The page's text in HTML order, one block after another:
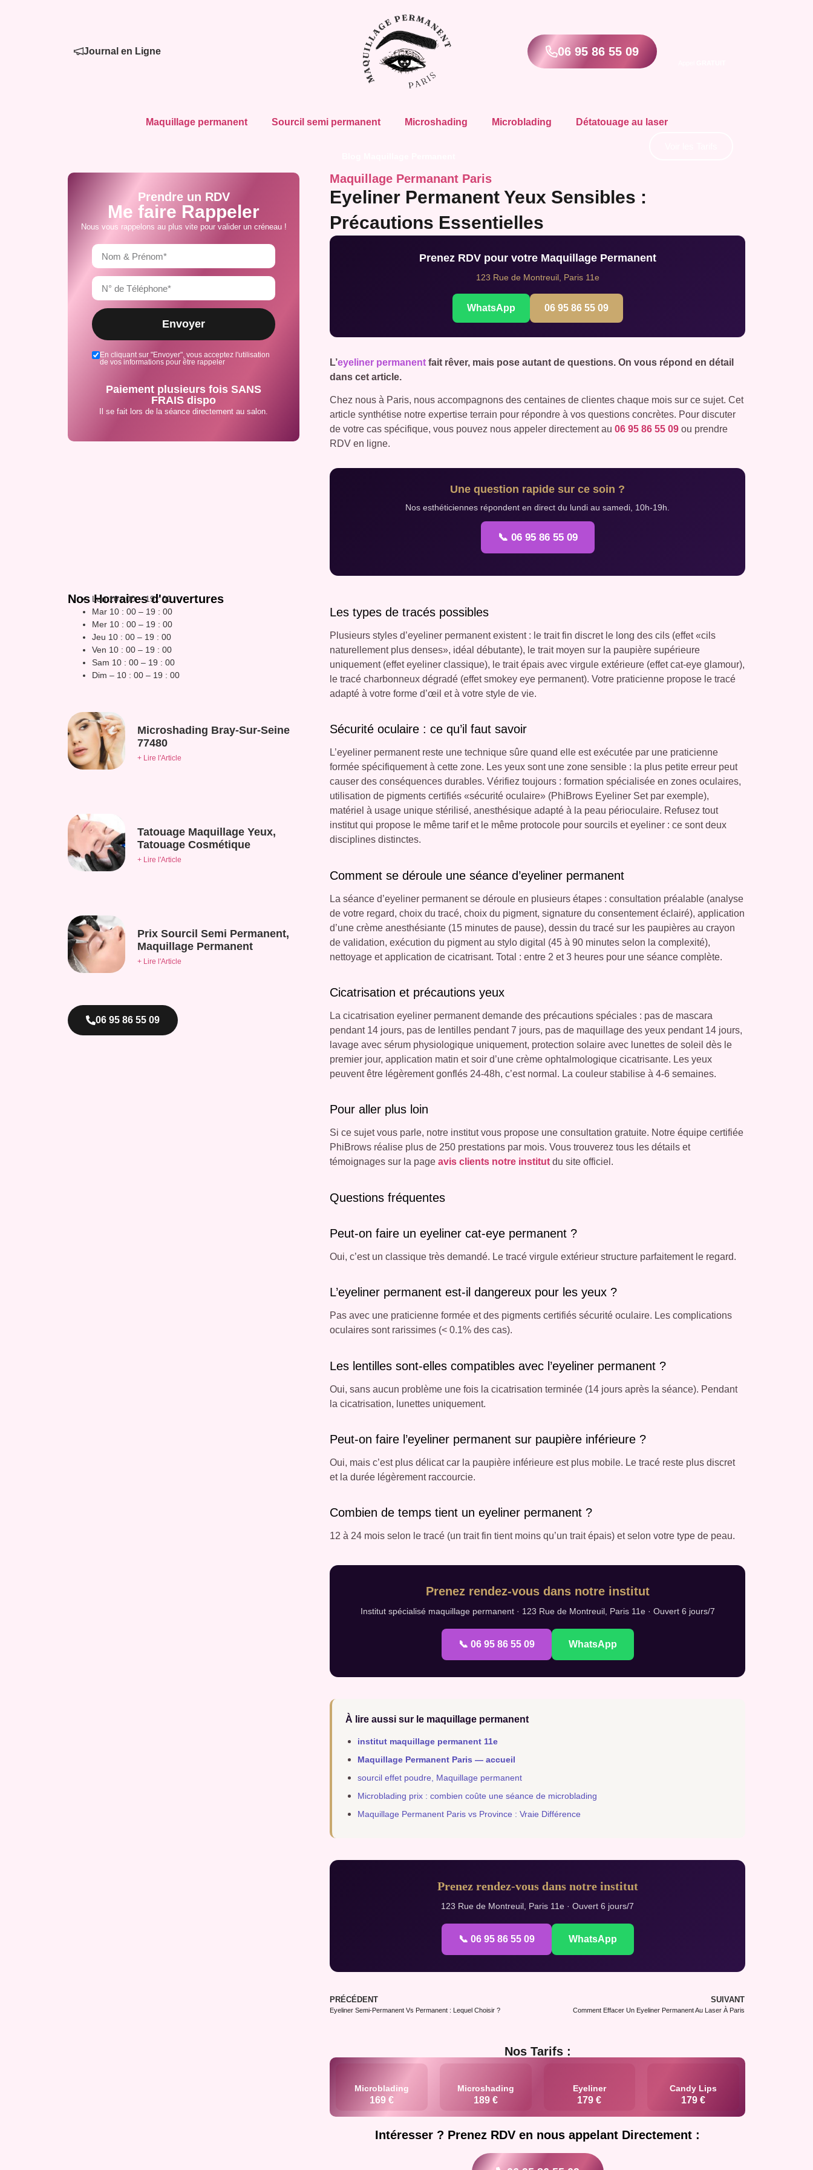
Journal en Ligne 06 95 86 55 09
Maquillage permanent Sourcil semi permanent Microshading Microblading Détatouage au laser
Prendre un RDV
Me faire Rappeler
Nous vous rappelons au plus vite pour valider un créneau !
En cliquant sur "Envoyer", vous acceptez l'utilisation
de vos informations pour être rappeler
Envoyer
Paiement plusieurs fois SANS
FRAIS dispo
Il se fait lors de la séance directement au salon.
Nos Horraires d'ouvertures
Lun 10 : 00 – 19 : 00
Mar 10 : 00 – 19 : 00
Mer 10 : 00 – 19 : 00
Jeu 10 : 00 – 19 : 00
Ven 10 : 00 – 19 : 00
Sam 10 : 00 – 19 : 00
Dim – 10 : 00 – 19 : 00
Microshading Bray-Sur-Seine
77480
+ Lire l'Article
Tatouage Maquillage Yeux,
Tatouage Cosmétique
+ Lire l'Article
Prix Sourcil Semi Permanent,
Maquillage Permanent
+ Lire l'Article
06 95 86 55 09
Maquillage Permanant Paris
Eyeliner Permanent Yeux Sensibles :
Précautions Essentielles
Prenez RDV pour votre Maquillage Permanent
123 Rue de Montreuil, Paris 11e
WhatsApp 06 95 86 55 09
L’eyeliner permanent fait rêver, mais pose autant de questions. On vous répond en détail
dans cet article.
Chez nous à Paris, nous accompagnons des centaines de clientes chaque mois sur ce sujet. Cet
article synthétise notre expertise terrain pour répondre à vos questions concrètes. Pour discuter
de votre cas spécifique, vous pouvez nous appeler directement au06 95 86 55 09 ou prendre
RDV en ligne.
Une question rapide sur ce soin ?
Nos esthéticiennes répondent en direct du lundi au samedi, 10h-19h.
📞 06 95 86 55 09
Les types de tracés possibles
Plusieurs styles d’eyeliner permanent existent : le trait fin discret le long des cils (effet «cils
naturellement plus denses», idéal débutante), le trait moyen sur la paupière supérieure
uniquement (effet eyeliner classique), le trait épais avec virgule extérieure (effet cat-eye glamour),
le tracé charbonneux dégradé (effet smokey eye permanent). Votre praticienne propose le tracé
adapté à votre forme d’œil et à votre style de vie.
Sécurité oculaire : ce qu’il faut savoir
L’eyeliner permanent reste une technique sûre quand elle est exécutée par une praticienne
formée spécifiquement à cette zone. Les yeux sont une zone sensible : la plus petite erreur peut
causer des conséquences durables. Vérifiez toujours : formation spécialisée en zones oculaires,
utilisation de pigments certifiés «sécurité oculaire» (PhiBrows Eyeliner Set par exemple),
matériel à usage unique stérilisé, anesthésique adapté à la peau périoculaire. Refusez tout
institut qui propose le même tarif et le même protocole pour sourcils et eyeliner : ce sont deux
disciplines distinctes.
Comment se déroule une séance d’eyeliner permanent
La séance d’eyeliner permanent se déroule en plusieurs étapes : consultation préalable (analyse
de votre regard, choix du tracé, choix du pigment, signature du consentement éclairé), application
d’une crème anesthésiante (15 minutes de pause), dessin du tracé sur les paupières au crayon
de validation, exécution du pigment au stylo digital (45 à 90 minutes selon la complexité),
nettoyage et application de cicatrisant. Total : entre 2 et 3 heures pour une séance complète.
Cicatrisation et précautions yeux
La cicatrisation eyeliner permanent demande des précautions spéciales : pas de mascara
pendant 14 jours, pas de lentilles pendant 7 jours, pas de maquillage des yeux pendant 14 jours,
lavage avec sérum physiologique uniquement, protection solaire avec lunettes de soleil dès le
premier jour, application matin et soir d’une crème ophtalmologique cicatrisante. Les yeux
peuvent être légèrement gonflés 24-48h, c’est normal. La couleur stabilise à 4-6 semaines.
Pour aller plus loin
Si ce sujet vous parle, notre institut vous propose une consultation gratuite. Notre équipe certifiée
PhiBrows réalise plus de 250 prestations par mois. Vous trouverez tous les détails et
témoignages sur la pageavis clients notre institut du site officiel.
Questions fréquentes
Peut-on faire un eyeliner cat-eye permanent ?
Oui, c’est un classique très demandé. Le tracé virgule extérieur structure parfaitement le regard.
L’eyeliner permanent est-il dangereux pour les yeux ?
Pas avec une praticienne formée et des pigments certifiés sécurité oculaire. Les complications
oculaires sont rarissimes (< 0.1% des cas).
Les lentilles sont-elles compatibles avec l’eyeliner permanent ?
Oui, sans aucun problème une fois la cicatrisation terminée (14 jours après la séance). Pendant
la cicatrisation, lunettes uniquement.
Peut-on faire l’eyeliner permanent sur paupière inférieure ?
Oui, mais c’est plus délicat car la paupière inférieure est plus mobile. Le tracé reste plus discret
et la durée légèrement raccourcie.
Combien de temps tient un eyeliner permanent ?
12 à 24 mois selon le tracé (un trait fin tient moins qu’un trait épais) et selon votre type de peau.
Prenez rendez-vous dans notre institut
Institut spécialisé maquillage permanent · 123 Rue de Montreuil, Paris 11e · Ouvert 6 jours/7
📞 06 95 86 55 09 WhatsApp
À lire aussi sur le maquillage permanent
institut maquillage permanent 11e
Maquillage Permanent Paris — accueil
sourcil effet poudre, Maquillage permanent
Microblading prix : combien coûte une séance de microblading
Maquillage Permanent Paris vs Province : Vraie Différence
Prenez rendez-vous dans notre institut
123 Rue de Montreuil, Paris 11e · Ouvert 6 jours/7
📞 06 95 86 55 09 WhatsApp
PRÉCÉDENT
Eyeliner Semi-Permanent Vs Permanent : Lequel Choisir ?
SUIVANT
Comment Effacer Un Eyeliner Permanent Au Laser À Paris
Nos Tarifs :
Microblading
169 €
Microshading
189 €
Eyeliner
179 €
Candy Lips
179 €
Intéresser ? Prenez RDV en nous appelant Directement :